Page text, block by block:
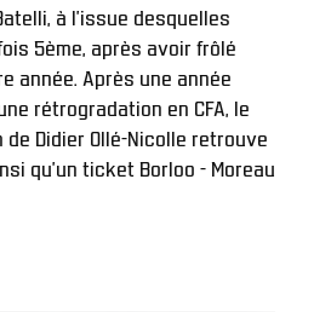
à l’issue desquelles
5ème, après avoir frôlé
année. Après une année
rétrogradation en CFA, le
de Didier Ollé-Nicolle retrouve
qu'un ticket Borloo - Moreau